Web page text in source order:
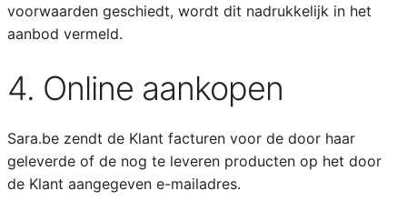
voorwaarden geschiedt, wordt dit nadrukkelijk in het
aanbod vermeld.
4. Online aankopen
Sara.be zendt de Klant facturen voor de door haar
geleverde of de nog te leveren producten op het door
de Klant aangegeven e-mailadres.